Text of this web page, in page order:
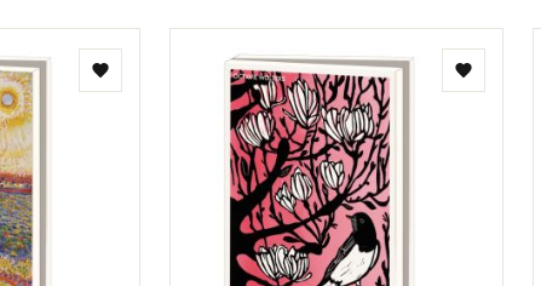
Toevoegen
Toevoegen